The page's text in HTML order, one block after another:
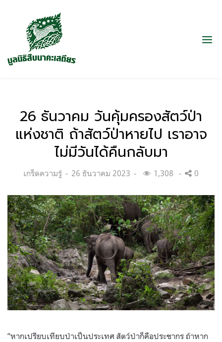
26 ธันวาคม วันคุ้มครองสัตว์ป่า
แห่งชาติ ถ้าสัตว์ป่าหายไป เราอาจ
ไม่มีวันได้คืนกลับมา
Categories:
เกร็ดความรู้
Posted
26 ธันวาคม 2023 1,308 0
“หากเปรียบเทียบป่าเป็นประเทศ สัตว์ป่าก็คือประชากร ถ้าหาก